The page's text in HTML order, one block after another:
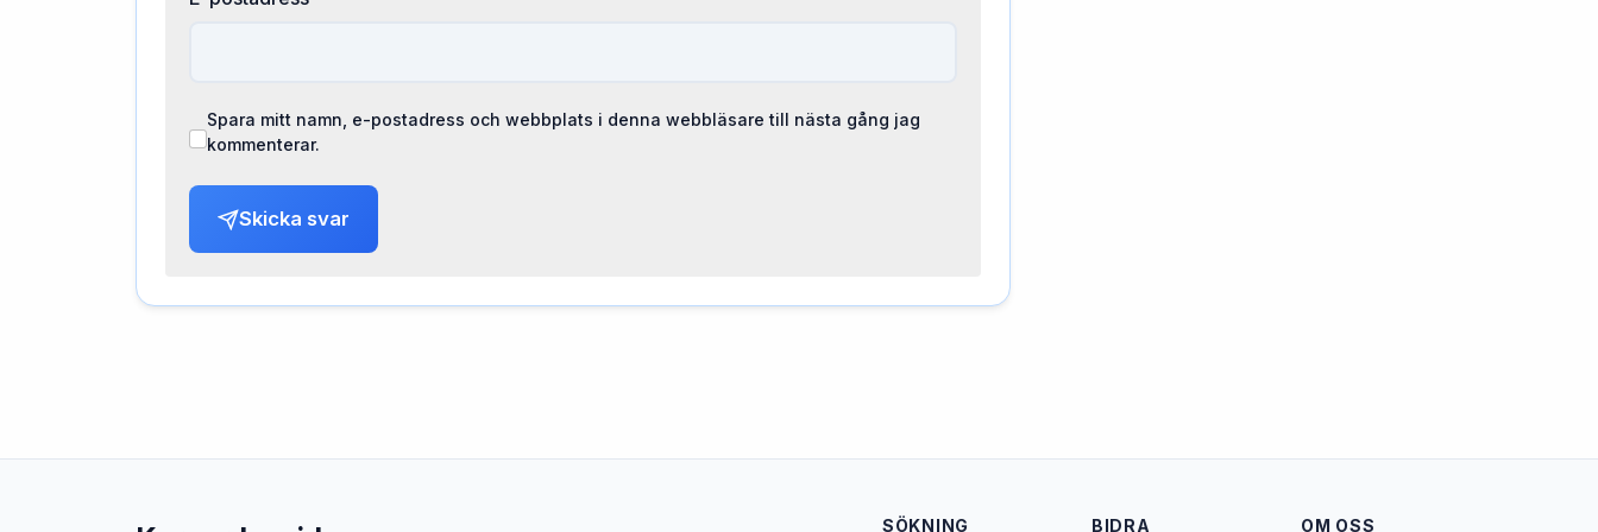
Spara mitt namn, e-postadress och webbplats i denna webbläsare till nästa gång jag
kommenterar.
Skicka svar
SÖKNING BIDRA OM OSS